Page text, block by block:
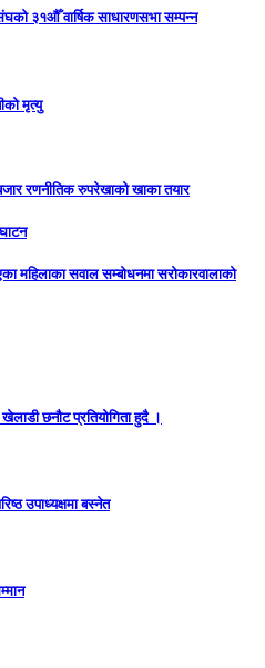
३१औँ वार्षिक साधारणसभा सम्पन्न
मृत्यु
रणनीतिक रुपरेखाको खाका तयार
महिलाका सवाल सम्बोधनमा सरोकारवालाको
खेलाडी छनौट प्रतियोगिता हुदै ।
उपाध्यक्षमा बस्नेत